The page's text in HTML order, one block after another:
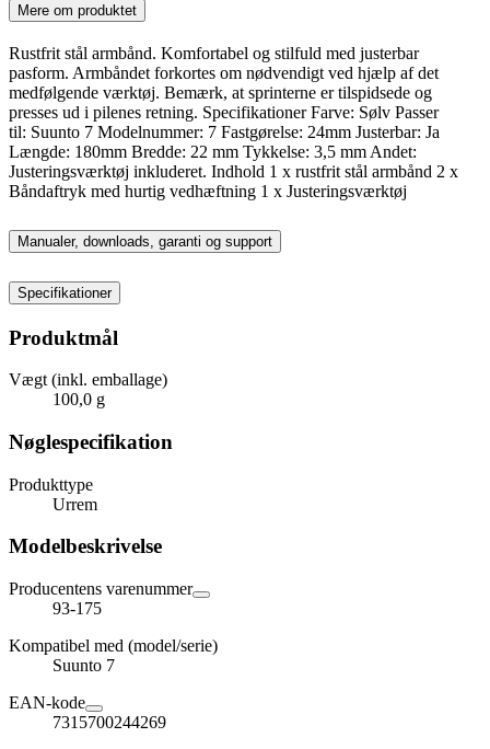
Mere om produktet
Rustfrit stål armbånd. Komfortabel og stilfuld med justerbar
pasform. Armbåndet forkortes om nødvendigt ved hjælp af det
medfølgende værktøj. Bemærk, at sprinterne er tilspidsede og
presses ud i pilenes retning. Specifikationer Farve: Sølv Passer
til: Suunto 7 Modelnummer: 7 Fastgørelse: 24mm Justerbar: Ja
Længde: 180mm Bredde: 22 mm Tykkelse: 3,5 mm Andet:
Justeringsværktøj inkluderet. Indhold 1 x rustfrit stål armbånd 2 x
Båndaftryk med hurtig vedhæftning 1 x Justeringsværktøj
Manualer, downloads, garanti og support
Specifikationer
Produktmål
Vægt (inkl. emballage)
100,0 g
Nøglespecifikation
Produkttype
Urrem
Modelbeskrivelse
Producentens varenummer
93-175
Kompatibel med (model/serie)
Suunto 7
EAN-kode
7315700244269